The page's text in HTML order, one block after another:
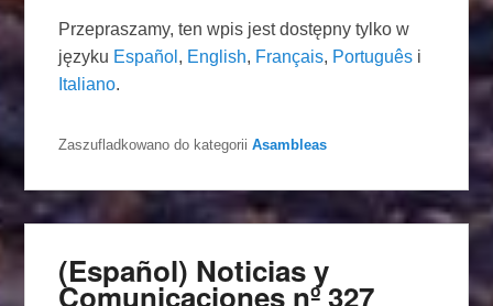
Przepraszamy, ten wpis jest dostępny tylko w
języku Español , English, Français, Português i
Italiano.
Zaszufladkowano do kategorii Asambleas
(Español) Noticias y
Comunicaciones nº 327